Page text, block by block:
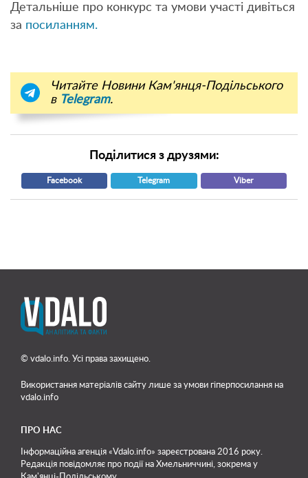
Детальніше про конкурс та умови участі дивіться
за посиланням.
Читайте Новини Кам'янця-Подільського
в Telegram.
Поділитися з друзями:
Facebook Telegram Viber
© vdalo.info. Усі права захищено.
Використання матеріалів сайту лише за умови гіперпосилання на
vdalo.info
ПРО НАС
Інформаційна агенція «Vdalo.info» зареєстрована 2016 року.
Редакція повідомляє про події на Хмельниччині, зокрема у